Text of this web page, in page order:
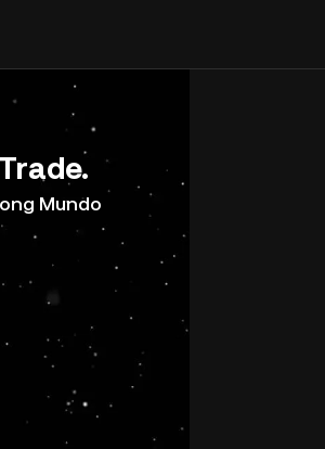
Mundo